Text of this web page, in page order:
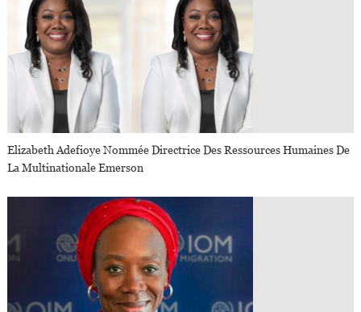
Elizabeth Adefioye Nommée Directrice Des Ressources Humaines De
La Multinationale Emerson